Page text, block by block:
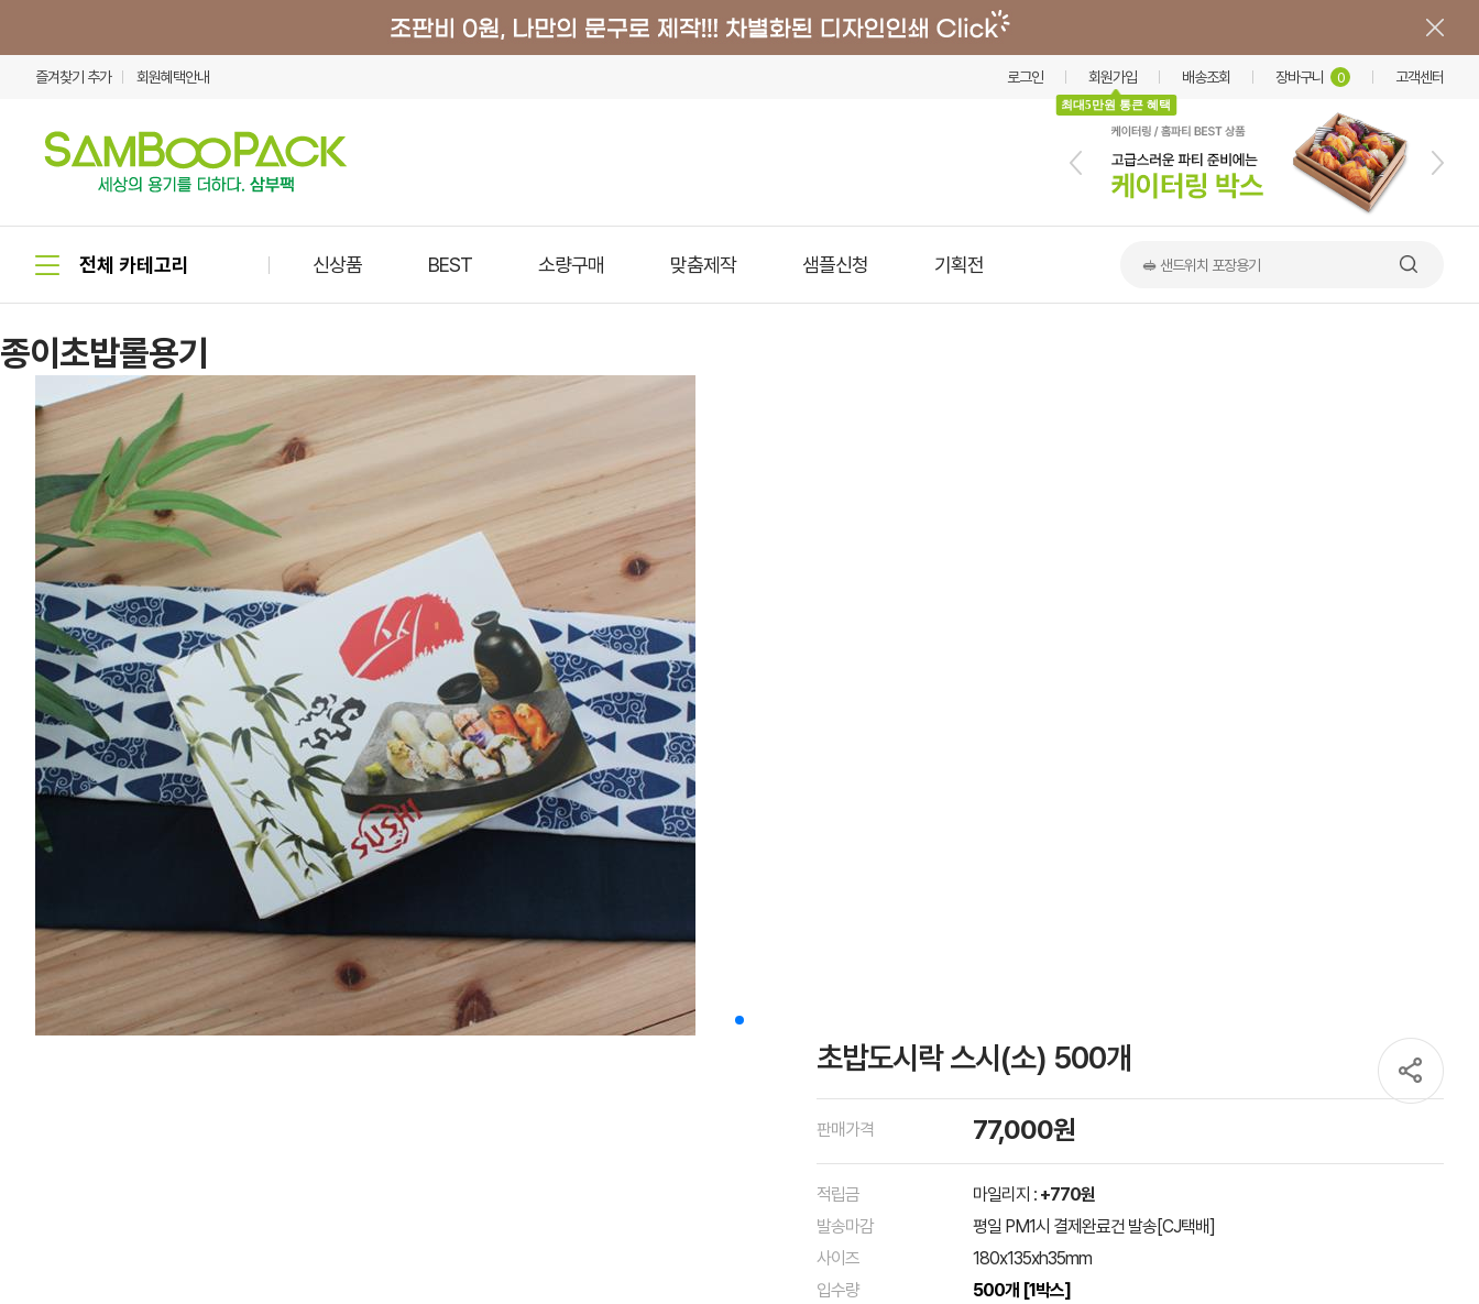
즐겨찾기 추가 회원혜택안내 로그인 회원가입
최대5만원 통큰 혜택
배송조회 장바구니 0 고객센터
신상품 BEST 소량구매 맞춤제작 샘플신청 기획전 🥪 샌드위치 포장용기
종이초밥롤용기
초밥도시락 스시(소) 500개
판매가격 77,000원
적립금 마일리지 : +770원
발송마감
평일 PM1시 결제완료건 발송[CJ택배]
사이즈
180x135xh35mm
입수량
500개 [1박스]